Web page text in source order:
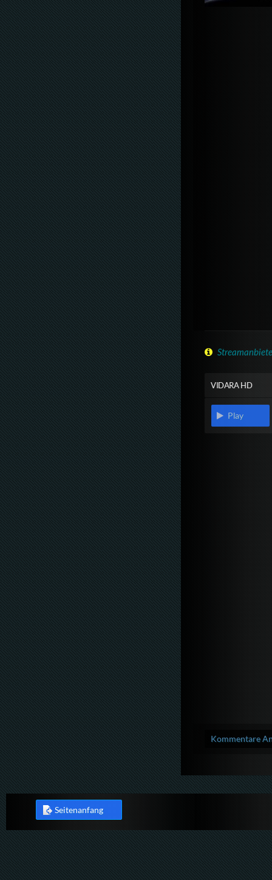
VIDARA HD
Play
Kommentare
Seitenanfang